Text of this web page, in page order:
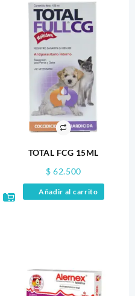
TOTAL FCG 15ML
$ 62.500
Añadir al carrito